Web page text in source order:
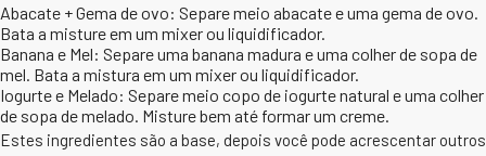
Abacate + Gema de ovo: Separe meio abacate e uma gema de ovo.
Bata a misture em um mixer ou liquidificador.
Banana e Mel: Separe uma banana madura e uma colher de sopa de
mel. Bata a mistura em um mixer ou liquidificador.
Iogurte e Melado: Separe meio copo de iogurte natural e uma colher
de sopa de melado. Misture bem até formar um creme.
Estes ingredientes são a base, depois você pode acrescentar outros